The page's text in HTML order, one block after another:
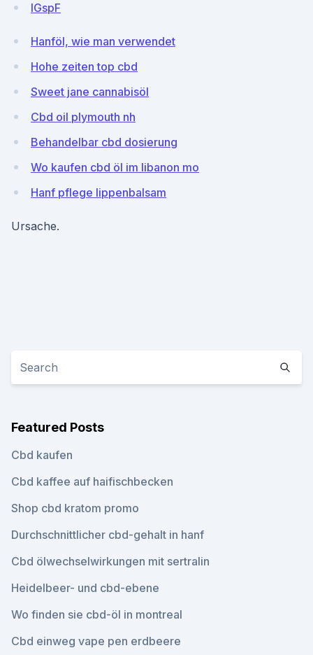
IGspF
Hanföl, wie man verwendet
Hohe zeiten top cbd
Sweet jane cannabisöl
Cbd oil plymouth nh
Behandelbar cbd dosierung
Wo kaufen cbd öl im libanon mo
Hanf pflege lippenbalsam
Ursache.
Featured Posts
Cbd kaufen
Cbd kaffee auf haifischbecken
Shop cbd kratom promo
Durchschnittlicher cbd-gehalt in hanf
Cbd ölwechselwirkungen mit sertralin
Heidelbeer- und cbd-ebene
Wo finden sie cbd-öl in montreal
Cbd einweg vape pen erdbeere